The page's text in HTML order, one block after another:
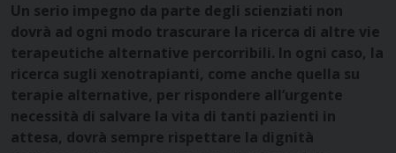
Un serio impegno da parte degli scienziati non
dovrà ad ogni modo trascurare la ricerca di altre vie
terapeutiche alternative percorribili. In ogni caso, la
ricerca sugli xenotrapianti, come anche quella su
terapie alternative, per rispondere all’urgente
necessità di salvare la vita di tanti pazienti in
attesa, dovrà sempre rispettare la dignità